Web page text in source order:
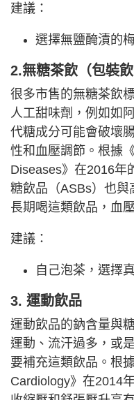
建議：
選擇無鹽醃漬的
2.無糖茶飲（包裝飲
很多市售的無糖茶飲
人工甜味劑，例如如
代糖成分可能會破壞
性和血壓調節。根據
Diseases》在2016年
糖飲品（ASBs）也與
長期喝這類飲品，血
建議：
自己泡茶，選擇
3. 運動飲品
運動飲品的鈉含量與
運動、流汗過多，或
要補充這類飲品。根
Cardiology》在2014